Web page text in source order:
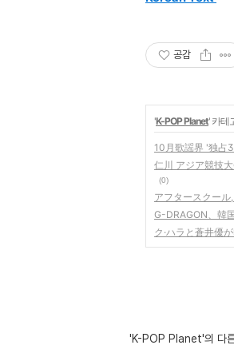
공감
'K-POP Planet' 카테
10月歌謡界 '独占
仁川 アジア競技
(0)
アフタースクー
G-DRAGON、韓
ク·ハラと蒼井優
'K-POP Planet'의 다